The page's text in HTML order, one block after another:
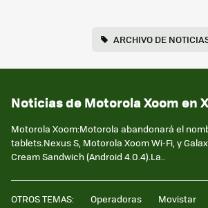
ARCHIVO DE
Noticias de Motorola Xoom en
Motorola Xoom:Motorola abandonará el
tablets.Nexus S, Motorola Xoom Wi-Fi, y
Cream Sandwich (Android 4.0.4).La..
OTROS TEMAS: Operadoras Movistar